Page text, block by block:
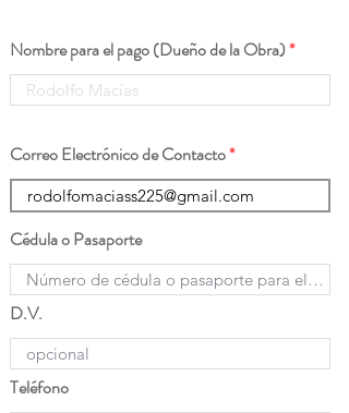
Nombre para el pago (Dueño de la Obra)
Correo Electrónico de Contacto
Cédula o Pasaporte
D.V.
Teléfono